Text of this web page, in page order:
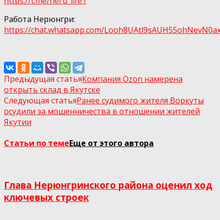
Работа Нерюнгри:
https://chat.whatsapp.com/
Предыдущая статьяКомпания Ozon намерена
открыть склад в Якутске
Следующая статьяРанее судимого жителя Воркуты
осудили за мошенничества в отношении жителей
Якутии
Статьи по темеЕще от этого автора
Глава Нерюнгринского района оценил ход
ключевых строек